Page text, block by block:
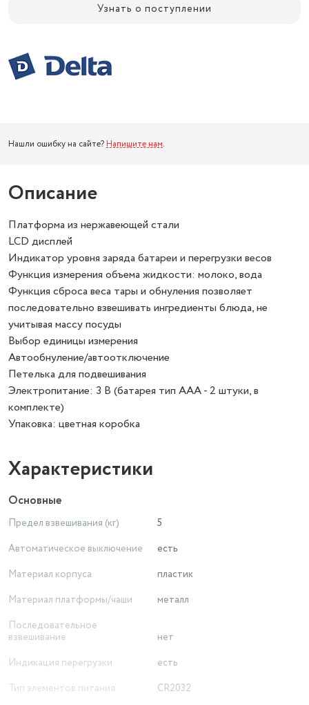
Узнать о поступлении
Нашли ошибку на сайте? Напишите нам.
Описание
Платформа из нержавеющей стали
LCD дисплей
Индикатор уровня заряда батареи и перегрузки весов
Функция измерения объема жидкости: молоко, вода
Функция сброса веса тары и обнуления позволяет
последовательно взвешивать ингредиенты блюда, не
учитывая массу посуды
Выбор единицы измерения
Автообнуление/автоотключение
Петелька для подвешивания
Электропитание: 3 В (батарея тип ААА - 2 штуки, в
комплекте)
Упаковка: цветная коробка
Характеристики
Основные
Предел взвешивания (кг)
5
Автоматическое выключение
есть
Материал корпуса
пластик
Материал платформы/чаши
металл
Последовательное
взвешивание
нет
Индикация перегрузки
есть
Тип элементов питания
CR2032